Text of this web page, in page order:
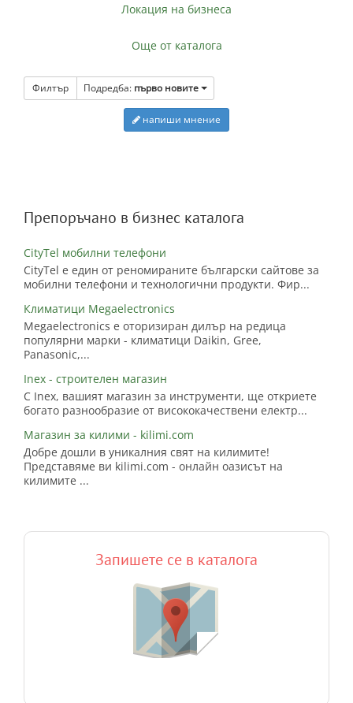
Локация на бизнеса
Още от каталога
Филтър Подредба: първо новите
напиши мнение
Препоръчано в бизнес каталога
CityTel мобилни телефони
CityTel е един от реномираните български сайтове за
мобилни телефони и технологични продукти. Фир...
Климатици Megaelectronics
Megaelectronics е оторизиран дилър на редица
популярни марки - климатици Daikin, Gree,
Panasonic,...
Inex - строителен магазин
С Inex, вашият магазин за инструменти, ще откриете
богато разнообразие от висококачествени електр...
Магазин за килими - kilimi.com
Добре дошли в уникалния свят на килимите!
Представяме ви kilimi.com - онлайн оазисът на
килимите ...
Запишете се в каталога